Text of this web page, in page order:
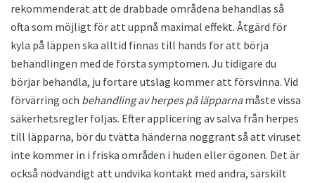
rekommenderat att de drabbade områdena behandlas så
ofta som möjligt för att uppnå maximal effekt. Åtgärd för
kyla på läppen ska alltid finnas till hands för att börja
behandlingen med de första symptomen. Ju tidigare du
börjar behandla, ju fortare utslag kommer att försvinna. Vid
förvärring och behandling av herpes på läpparnamåste vissa
säkerhetsregler följas. Efter applicering av salva från herpes
till läpparna, bör du tvätta händerna noggrant så att viruset
inte kommer in i friska områden i huden eller ögonen. Det är
också nödvändigt att undvika kontakt med andra, särskilt